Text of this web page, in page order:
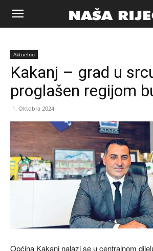
Naša
riječ
Zenica
Aktuelno
Kakanj – grad u
proglašen regijom
1. Oktobra 2024.
Općina Kakanj nalazi se u centralnom